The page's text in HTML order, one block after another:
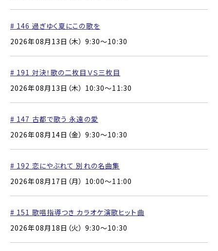
# 146 過ぎゆく夏にこの歌を
2026年08月13日（木） 9:30〜10:30
# 191 対決！歌の二枚目ＶＳ三枚目
2026年08月13日（木） 10:30〜11:30
# 147 古都で歌う 永遠の愛
2026年08月14日（金） 9:30〜10:30
# 192 恋にやぶれて 別れの名曲集
2026年08月17日（月） 10:00〜11:00
# 151 歌唱指導つき カラオケ演歌ヒット曲
2026年08月18日（火） 9:30〜10:30